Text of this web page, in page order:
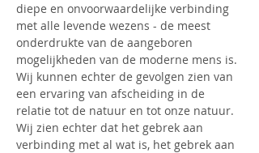
diepe en onvoorwaardelijke verbinding
met alle levende wezens - de meest
onderdrukte van de aangeboren
mogelijkheden van de moderne mens is.
Wij kunnen echter de gevolgen zien van
een ervaring van afscheiding in de
relatie tot de natuur en tot onze natuur.
Wij zien echter dat het gebrek aan
verbinding met al wat is, het gebrek aan